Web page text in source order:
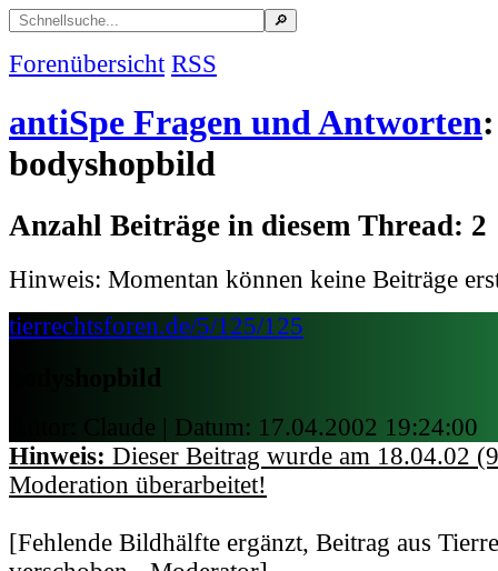
Forenübersicht RSS
antiSpe Fragen und Antworten:
bodyshopbild
Anzahl Beiträge in diesem Thread: 2
Hinweis: Momentan können keine Beiträge
tierrechtsforen.de/5/125/125
bodyshopbild
Autor: Claude | Datum: 17.04.2002 19:24:00
Hinweis: Dieser Beitrag wurde am 18.04.02
Moderation überarbeitet!
[Fehlende Bildhälfte ergänzt, Beitrag aus